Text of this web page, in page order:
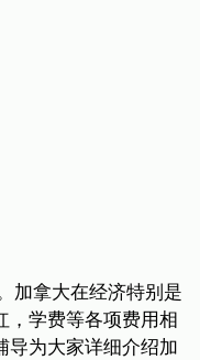
加拿大在经济特别是
，学费等各项费用相
导为大家详细介绍加